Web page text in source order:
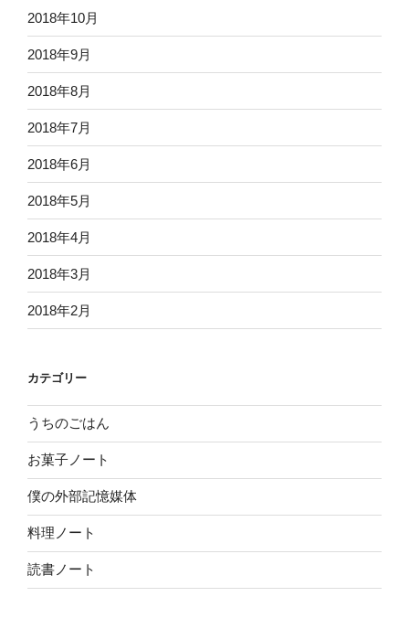
2018年10月
2018年9月
2018年8月
2018年7月
2018年6月
2018年5月
2018年4月
2018年3月
2018年2月
カテゴリー
うちのごはん
お菓子ノート
僕の外部記憶媒体
料理ノート
読書ノート